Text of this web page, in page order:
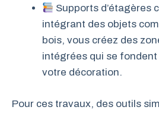
Supports d’étagères
intégrant des objets
bois, vous créez des
intégrées qui se
votre décoration.
Pour ces travaux, des outils